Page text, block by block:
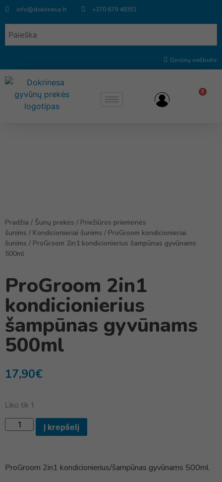
info@dokrinesa.lt +370 679 48351
Gyvūnų viešbutis
0
Pradžia / Šunų prekės / Priežiūros priemonės
šunims / Kondicionieriai šunims / ProGroom kondicionieriai
šunims / ProGroom 2in1 kondicionierius šampūnas gyvūnams
500ml
ProGroom 2in1
kondicionierius
šampūnas gyvūnams
500ml
17,90€
Liko tik 1
Į krepšelį
ProGroom 2in1 kondicionierius/šampūnas gyvūnams 500ml